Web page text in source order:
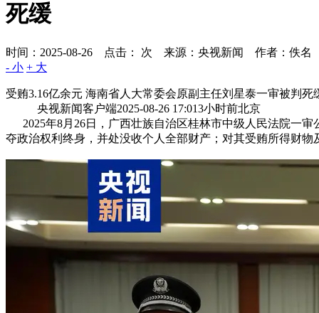
死缓
时间：2025-08-26 点击： 次 来源：央视新闻 作者：佚名
- 小 + 大
受贿3.16亿余元 海南省人大常委会原副主任刘星泰一审被判死
央视新闻客户端2025-08-26 17:013小时前北京
2025年8月26日，广西壮族自治区桂林市中级人民法院一审
夺政治权利终身，并处没收个人全部财产；对其受贿所得财